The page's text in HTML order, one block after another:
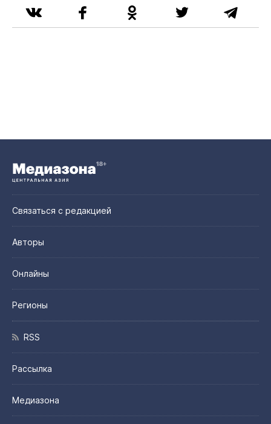
Связаться с редакцией
Авторы
Онлайны
Регионы
RSS
Рассылка
Медиазона